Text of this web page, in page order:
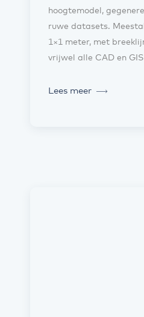
hoogtemodel,
ruwe datasets.
1×1 meter, met
vrijwel alle CAD en
Lees meer